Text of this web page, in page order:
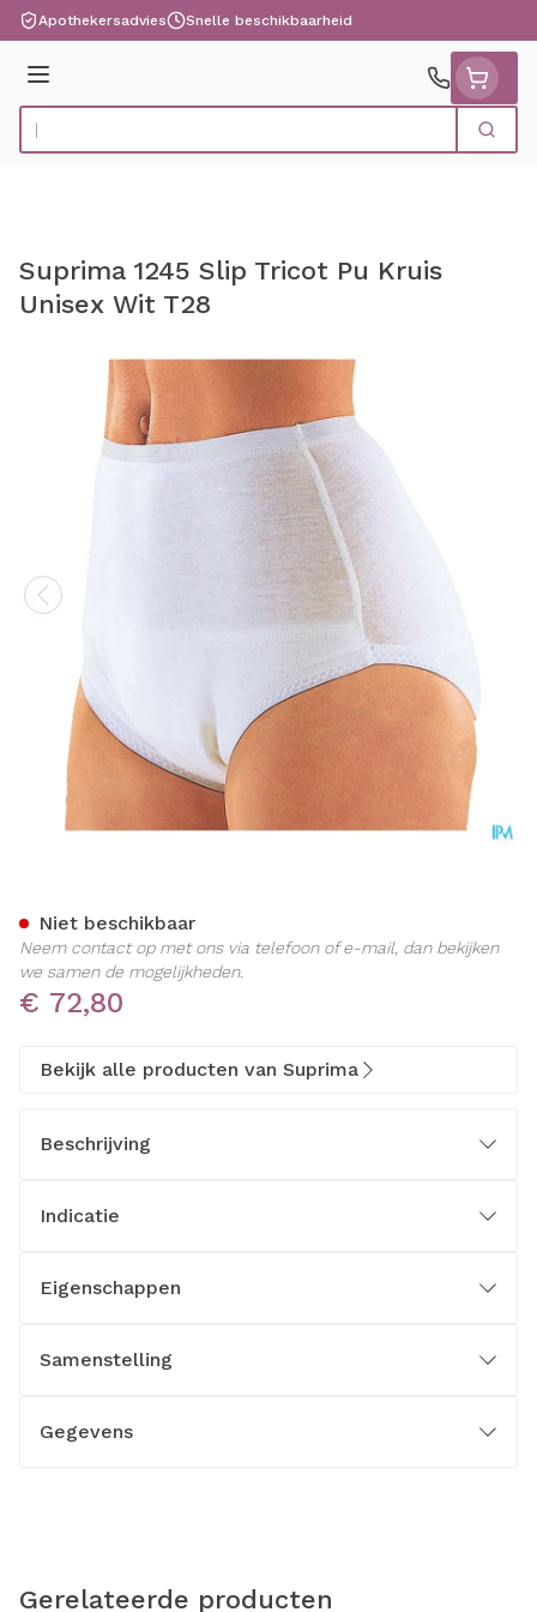
Ga naar de inhoud
Apothekersadvies Snelle beschikbaarheid
Menu
Product, merk, categorie... Zoek
Suprima 1245 Slip Tricot Pu Kruis
Unisex Wit T28
€ 72,80
Niet beschikbaar
Neem contact op met ons via telefoon of e-mail, dan bekijken
we samen de mogelijkheden.
Bekijk alle producten van Suprima
Beschrijving
Indicatie
Eigenschappen
Samenstelling
Gegevens
Gerelateerde producten